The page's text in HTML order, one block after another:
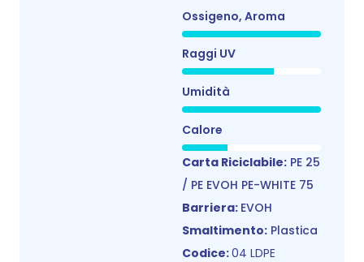
Ossigeno, Aroma
Raggi UV
Umidità
Calore
Carta Riciclabile: PE 25
/ PE EVOH PE-WHITE 75
Barriera: EVOH
Smaltimento: Plastica
Codice:04 LDPE